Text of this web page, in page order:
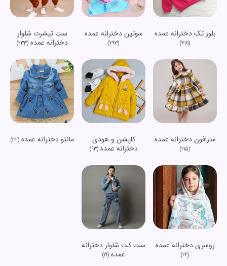
بلوز تک دخترانه عمده
(381)
سوتین دخترانه عمده
(293)
ست تیشرت شلوار
دخترانه عمده(233)
سارافون دخترانه عمده
(215)
کاپشن و هودی
دخترانه عمده(93)
مانتو دخترانه عمده(32)
روسری دخترانه عمده
(24)
ست کت شلوار دخترانه
عمده(19)